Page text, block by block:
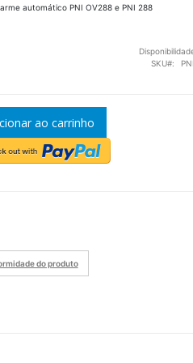
automático PNI OV288 e PNI 288
SKU
ao carrinho
do produto